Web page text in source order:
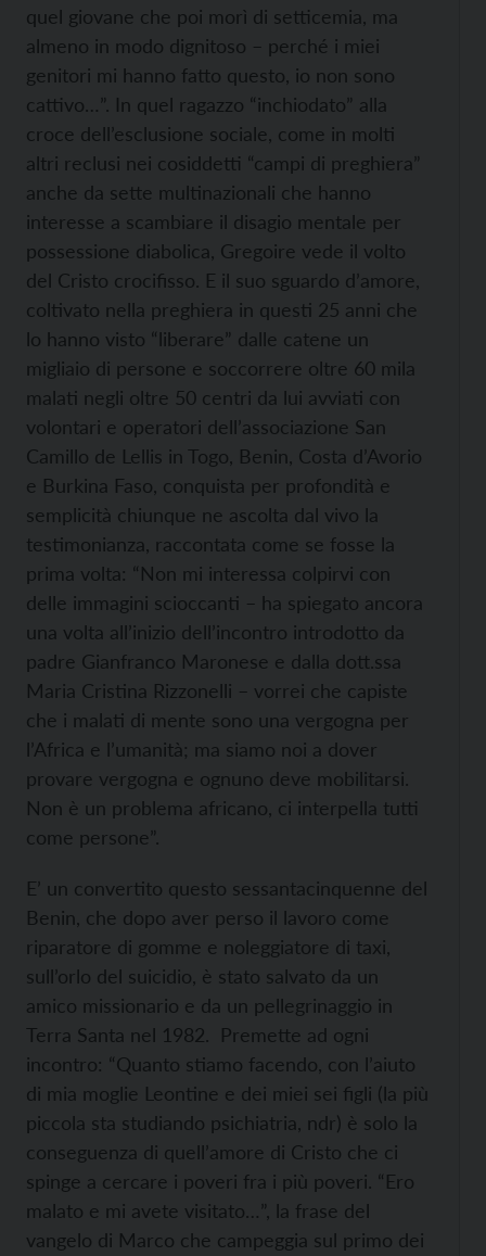
quel giovane che poi morì di setticemia, ma
almeno in modo dignitoso – perché i miei
genitori mi hanno fatto questo, io non sono
cattivo…”. In quel ragazzo “inchiodato” alla
croce dell’esclusione sociale, come in molti
altri reclusi nei cosiddetti “campi di preghiera”
anche da sette multinazionali che hanno
interesse a scambiare il disagio mentale per
possessione diabolica, Gregoire vede il volto
del Cristo crocifisso. E il suo sguardo d’amore,
coltivato nella preghiera in questi 25 anni che
lo hanno visto “liberare” dalle catene un
migliaio di persone e soccorrere oltre 60 mila
malati negli oltre 50 centri da lui avviati con
volontari e operatori dell’associazione San
Camillo de Lellis in Togo, Benin, Costa d’Avorio
e Burkina Faso, conquista per profondità e
semplicità chiunque ne ascolta dal vivo la
testimonianza, raccontata come se fosse la
prima volta: “Non mi interessa colpirvi con
delle immagini scioccanti – ha spiegato ancora
una volta all’inizio dell’incontro introdotto da
padre Gianfranco Maronese e dalla dott.ssa
Maria Cristina Rizzonelli – vorrei che capiste
che i malati di mente sono una vergogna per
l’Africa e l’umanità; ma siamo noi a dover
provare vergogna e ognuno deve mobilitarsi.
Non è un problema africano, ci interpella tutti
come persone”.
E’ un convertito questo sessantacinquenne del
Benin, che dopo aver perso il lavoro come
riparatore di gomme e noleggiatore di taxi,
sull’orlo del suicidio, è stato salvato da un
amico missionario e da un pellegrinaggio in
Terra Santa nel 1982. Premette ad ogni
incontro: “Quanto stiamo facendo, con l’aiuto
di mia moglie Leontine e dei miei sei figli (la più
piccola sta studiando psichiatria, ndr) è solo la
conseguenza di quell’amore di Cristo che ci
spinge a cercare i poveri fra i più poveri. “Ero
malato e mi avete visitato…”, la frase del
vangelo di Marco che campeggia sul primo dei